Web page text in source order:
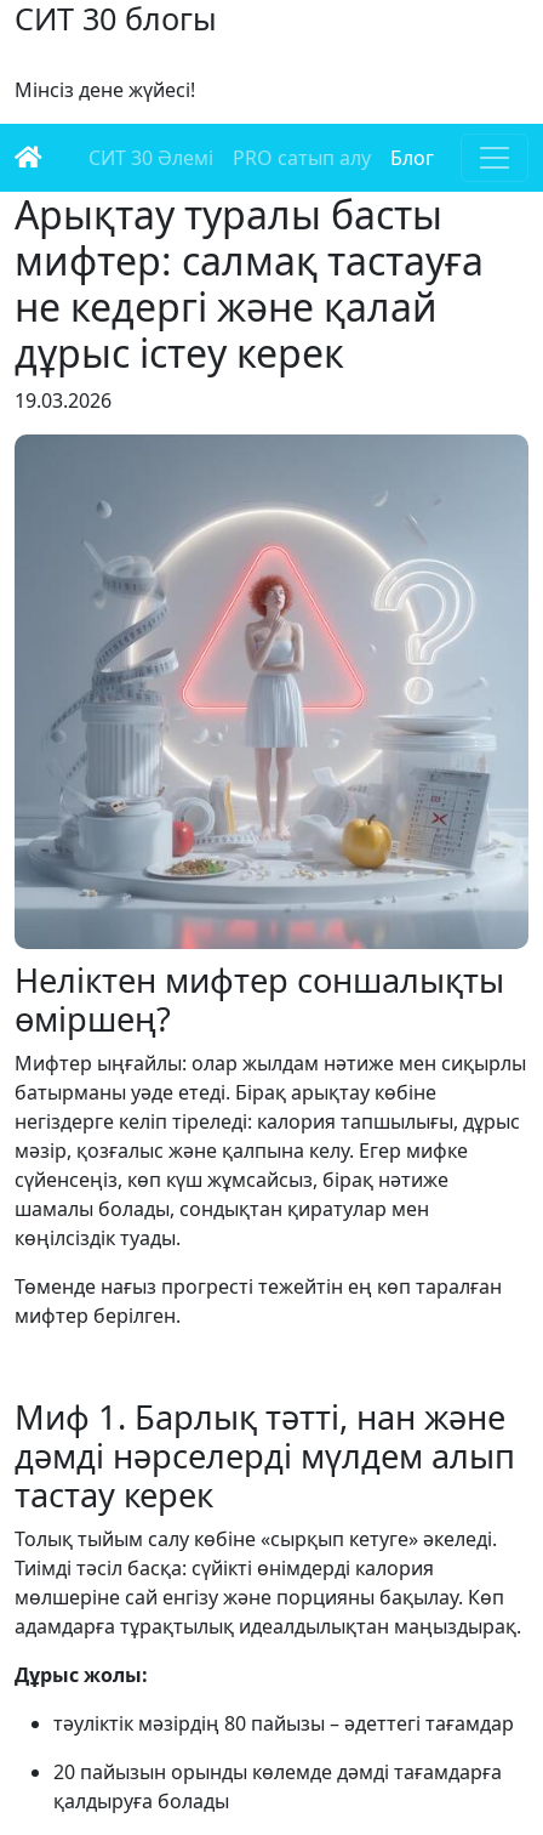
СИТ 30 блогы
Мінсіз дене жүйесі!
СИТ 30 Әлемі PRO сатып алу Блог
Арықтау туралы басты
мифтер: салмақ тастауға
не кедергі және қалай
дұрыс істеу керек
19.03.2026
Неліктен мифтер соншалықты
өміршең?
Мифтер ыңғайлы: олар жылдам нәтиже мен сиқырлы
батырманы уәде етеді. Бірақ арықтау көбіне
негіздерге келіп тіреледі: калория тапшылығы, дұрыс
мәзір, қозғалыс және қалпына келу. Егер мифке
сүйенсеңіз, көп күш жұмсайсыз, бірақ нәтиже
шамалы болады, сондықтан қиратулар мен
көңілсіздік туады.
Төменде нағыз прогресті тежейтін ең көп таралған
мифтер берілген.
Миф 1. Барлық тәтті, нан және
дәмді нәрселерді мүлдем алып
тастау керек
Толық тыйым салу көбіне «сырқып кетуге» әкеледі.
Тиімді тәсіл басқа: сүйікті өнімдерді калория
мөлшеріне сай енгізу және порцияны бақылау. Көп
адамдарға тұрақтылық идеалдылықтан маңыздырақ.
Дұрыс жолы:
тәуліктік мәзірдің 80 пайызы – әдеттегі тағамдар
20 пайызын орынды көлемде дәмді тағамдарға
қалдыруға болады